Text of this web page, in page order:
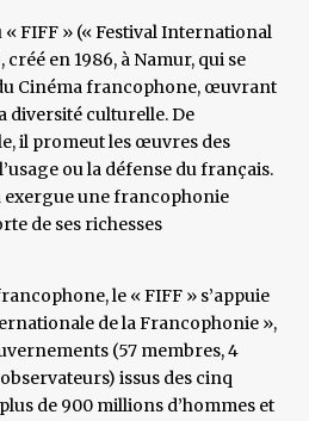
FIFF » (« Festival International
en 1986, à Namur, qui se
Cinéma francophone, œuvrant
diversité culturelle. De
il promeut les œuvres des
ou la défense du français.
exergue une francophonie
de ses richesses
le « FIFF » s’appuie
de la Francophonie »,
(57 membres, 4
issus des cinq
de 900 millions d’hommes et